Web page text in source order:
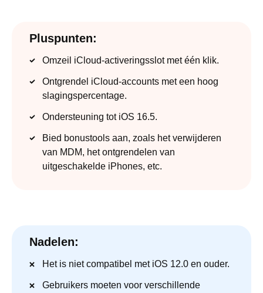
Pluspunten:
Omzeil iCloud-activeringsslot met één klik.
Ontgrendel iCloud-accounts met een hoog
slagingspercentage.
Ondersteuning tot iOS 16.5.
Bied bonustools aan, zoals het verwijderen
van MDM, het ontgrendelen van
uitgeschakelde iPhones, etc.
Nadelen:
Het is niet compatibel met iOS 12.0 en ouder.
Gebruikers moeten voor verschillende